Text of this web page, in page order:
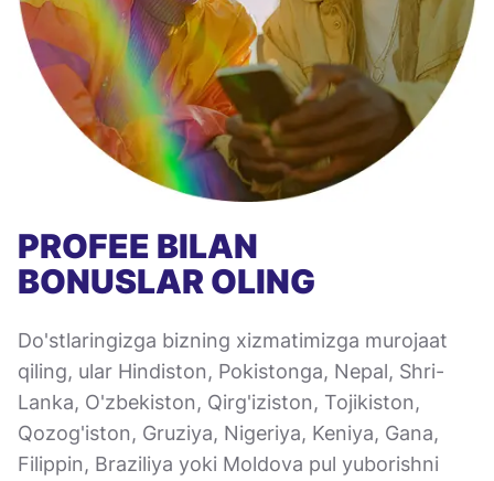
PROFEE BILAN
BONUSLAR OLING
Do'stlaringizga bizning xizmatimizga murojaat
qiling, ular Hindiston, Pokistonga, Nepal, Shri-
Lanka, O'zbekiston, Qirg'iziston, Tojikiston,
Qozog'iston, Gruziya, Nigeriya, Keniya, Gana,
Filippin, Braziliya yoki Moldova pul yuborishni